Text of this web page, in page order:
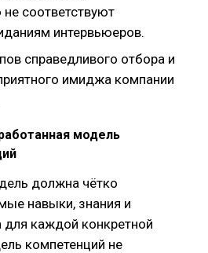
соответствуют
интервьюеров.
справедливого отбора и
имиджа компании
модель
должна чётко
навыки, знания и
для каждой конкретной
компетенций не